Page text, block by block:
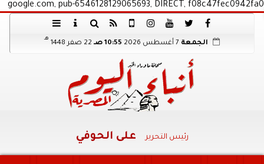
google.com, pub-6546128129065693, DIRECT, f08c47fec0942fa0
الجمعة 10:55 صـ 22 صفر 1448
هـ
رئيس التحرير على الحوفي